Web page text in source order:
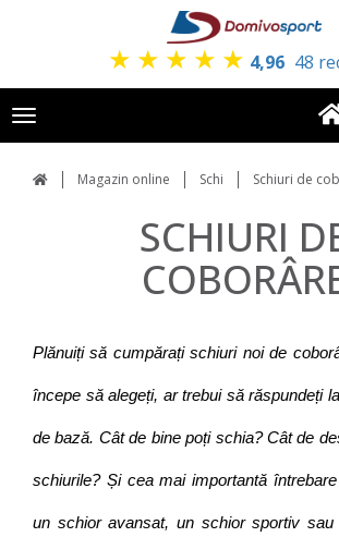
★ ★ ★ ★ ★ 4,96 48
Toggle
navigation
Magazin online Schi Schiuri de
SCHIURI
Plănuiți să cumpărați schiuri noi de
începe să alegeți, ar trebui să răspundeți
de bază. Cât de bine poți schia? Cât de
schiurile? Și cea mai importantă
un schior avansat, un schior sportiv sau